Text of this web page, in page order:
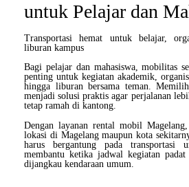
untuk Pelajar dan
Transportasi hemat untuk belajar,
liburan kampus
Bagi pelajar dan mahasiswa, mobilitas
penting untuk kegiatan akademik,
hingga liburan bersama teman. Memilih
menjadi solusi praktis agar perjalanan
tetap ramah di kantong.
Dengan layanan rental mobil Magelang
lokasi di Magelang maupun kota
harus bergantung pada
membantu ketika jadwal kegiatan
dijangkau kendaraan umum.